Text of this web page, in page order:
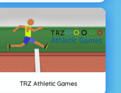
TRZ Athletic Games